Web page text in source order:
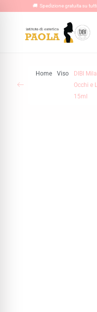
contenuto
🚚 Spedizione gratuita su
Home Viso
DIBI
Occhi e
15ml